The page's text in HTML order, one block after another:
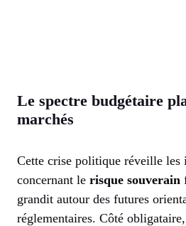
Le spectre budgétaire
marchés
Cette crise politique réveille les
concernant le risque souverain
grandit autour des futures
réglementaires. Côté